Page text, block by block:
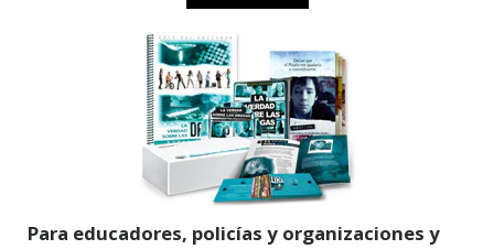
Para educadores, policías y organizaciones y